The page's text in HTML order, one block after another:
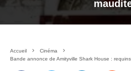
Accueil
Cinéma
Bande annonce de Amityville Shark House :